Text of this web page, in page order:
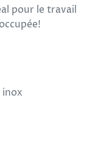
pour le travail